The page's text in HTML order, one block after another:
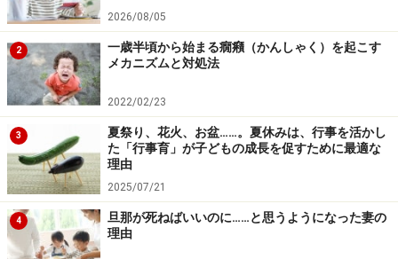
ょう。特にスケートボードは、ヘルメット、ひじ・ひ
ざ・手首のプロテクターを使用すること。正式な競技で
も、18歳以下は必ずヘルメットを着用します。
特に小学生になると、保護者の目の届かない場所で遊ぶ
ことも増えますが、時々は子どもの様子を見ることをお
すすめします。遊び場や遊び方について、注意した方が
いいことが見つかることがあるかもしれません。
2026/08/05
2
一歳半頃から始まる癇癪（かんしゃく）を起こす
メカニズムと対処法
2022/02/23
3
夏祭り、花火、お盆……。夏休みは、行事を活かし
た「行事育」が子どもの成長を促すために最適な
理由
2025/07/21
4
旦那が死ねばいいのに……と思うようになった妻の
理由